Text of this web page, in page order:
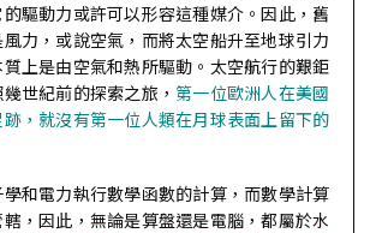
驅動力或許可以形容這種媒介。因此，舊
力，或說空氣，而將太空船升至地球引力
上是由空氣和熱所驅動。太空航行的艱鉅
世紀前的探索之旅， 第一位歐洲人在美國
，就沒有第一位人類在月球表面上留下的
和電力執行數學函數的計算，而數學計算
，因此，無論是算盤還是電腦，都屬於水